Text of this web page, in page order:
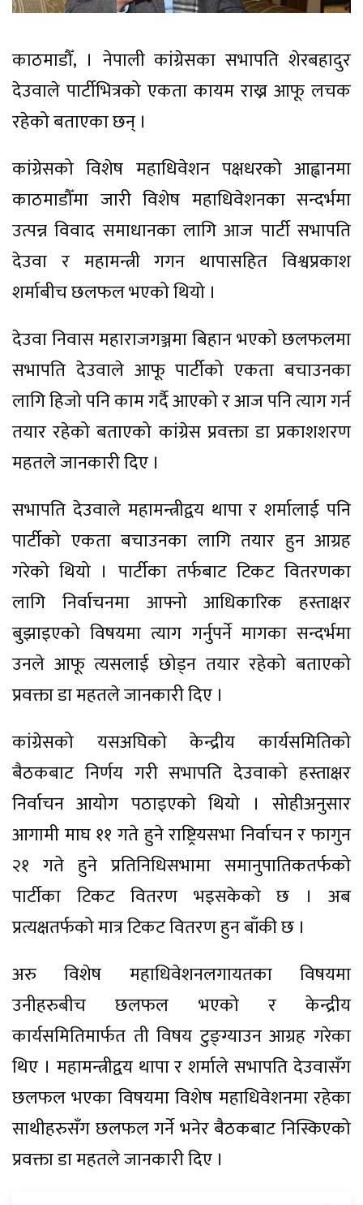
काठमाडौँ, । नेपाली कांग्रेसका सभापति शेरबहादुर
देउवाले पार्टीभित्रको एकता कायम राख्न आफू लचक
रहेको बताएका छन् ।
कांग्रेसको विशेष महाधिवेशन पक्षधरको आह्वानमा
काठमाडौँमा जारी विशेष महाधिवेशनका सन्दर्भमा
उत्पन्न विवाद समाधानका लागि आज पार्टी सभापति
देउवा र महामन्त्री गगन थापासहित विश्वप्रकाश
शर्माबीच छलफल भएको थियो ।
देउवा निवास महाराजगञ्जमा बिहान भएको छलफलमा
सभापति देउवाले आफू पार्टीको एकता बचाउनका
लागि हिजो पनि काम गर्दै आएको र आज पनि त्याग गर्न
तयार रहेको बताएको कांग्रेस प्रवक्ता डा प्रकाशशरण
महतले जानकारी दिए ।
सभापति देउवाले महामन्त्रीद्वय थापा र शर्मालाई पनि
पार्टीको एकता बचाउनका लागि तयार हुन आग्रह
गरेको थियो । पार्टीका तर्फबाट टिकट वितरणका
लागि निर्वाचनमा आफ्नो आधिकारिक हस्ताक्षर
बुझाइएको विषयमा त्याग गर्नुपर्ने मागका सन्दर्भमा
उनले आफू त्यसलाई छोड्न तयार रहेको बताएको
प्रवक्ता डा महतले जानकारी दिए ।
कांग्रेसको यसअघिको केन्द्रीय कार्यसमितिको
बैठकबाट निर्णय गरी सभापति देउवाको हस्ताक्षर
निर्वाचन आयोग पठाइएको थियो । सोहीअनुसार
आगामी माघ ११ गते हुने राष्ट्रियसभा निर्वाचन र फागुन
२१ गते हुने प्रतिनिधिसभामा समानुपातिकतर्फको
पार्टीका टिकट वितरण भइसकेको छ । अब
प्रत्यक्षतर्फको मात्र टिकट वितरण हुन बाँकी छ ।
अरु विशेष महाधिवेशनलगायतका विषयमा
उनीहरुबीच छलफल भएको र केन्द्रीय
कार्यसमितिमार्फत ती विषय टुङ्ग्याउन आग्रह गरेका
थिए । महामन्त्रीद्वय थापा र शर्माले सभापति देउवासँग
छलफल भएका विषयमा विशेष महाधिवेशनमा रहेका
साथीहरुसँग छलफल गर्ने भनेर बैठकबाट निस्किएको
प्रवक्ता डा महतले जानकारी दिए ।